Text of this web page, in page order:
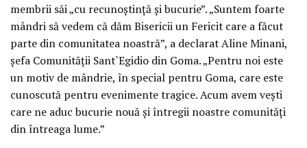
membrii săi „cu recunoștință și bucurie”. „Suntem foarte
mândri să vedem că dăm Bisericii un Fericit care a făcut
parte din comunitatea noastră”, a declarat Aline Minani,
șefa Comunității Sant`Egidio din Goma. „Pentru noi este
un motiv de mândrie, în special pentru Goma, care este
cunoscută pentru evenimente tragice. Acum avem vești
care ne aduc bucurie nouă și întregii noastre comunități
din întreaga lume.”